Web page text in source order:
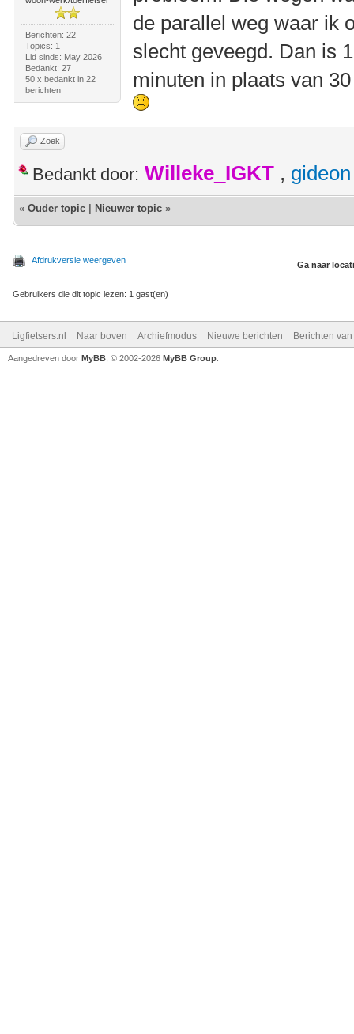
Berichten: 22
Topics: 1
Lid sinds: May 2026
Bedankt: 27
50 x bedankt in 22
berichten
de parallel weg waar ik
slecht geveegd. Dan is
minuten in plaats van
Zoek
Bedankt door: Willeke_IGKT , gideon
« Ouder topic Nieuwer topic »
Afdrukversie weergeven Ga naar
Gebruikers die dit topic lezen: 1 gast(en)
Ligfietsers.nl Naar boven Archiefmodus Nieuwe berichten Berichten
Aangedreven door MyBB , © 2002-2026 MyBB Group